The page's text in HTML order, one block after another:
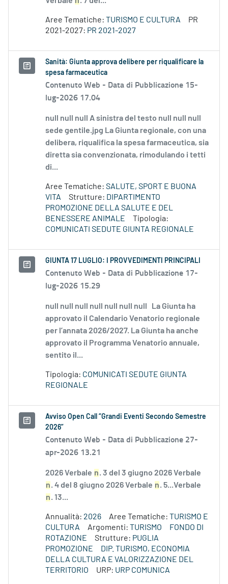
Aree Tematiche: TURISMO E CULTURA
PR
2021-2027: PR 2021-2027
Sanità: Giunta approva delibere per riqualificare la
spesa farmaceutica
Contenuto Web - Data di Pubblicazione 15-
lug-2026 17.04
null null null A sinistra del testo null null null
sede gentile.jpg La Giunta regionale, con una
delibera, riqualifica la spesa farmaceutica, sia
diretta sia convenzionata, rimodulando i tetti
di...
Aree Tematiche: SALUTE, SPORT E BUONA
VITA
Strutture: DIPARTIMENTO
PROMOZIONE DELLA SALUTE E DEL
BENESSERE ANIMALE
Tipologia:
COMUNICATI SEDUTE GIUNTA REGIONALE
GIUNTA 17 LUGLIO: I PROVVEDIMENTI PRINCIPALI
Contenuto Web - Data di Pubblicazione 17-
lug-2026 15.29
null null null null null null null La Giunta ha
approvato il Calendario Venatorio regionale
per l’annata 2026/2027. La Giunta ha anche
approvato il Programma Venatorio annuale,
sentito il...
Tipologia: COMUNICATI SEDUTE GIUNTA
REGIONALE
Avviso Open Call “Grandi Eventi Secondo Semestre
2026”
Contenuto Web - Data di Pubblicazione 27-
apr-2026 13.21
2026 Verbale n. 3 del 3 giugno 2026 Verbale
n. 4 del 8 giugno 2026 Verbale n. 5...Verbale
n. 13...
Annualità: 2026 Aree Tematiche: TURISMO E
CULTURA
Argomenti: TURISMO
FONDO DI
ROTAZIONE
Strutture: PUGLIA
PROMOZIONE
DIP. TURISMO, ECONOMIA
DELLA CULTURA E VALORIZZAZIONE DEL
TERRITORIO
URP: URP COMUNICA